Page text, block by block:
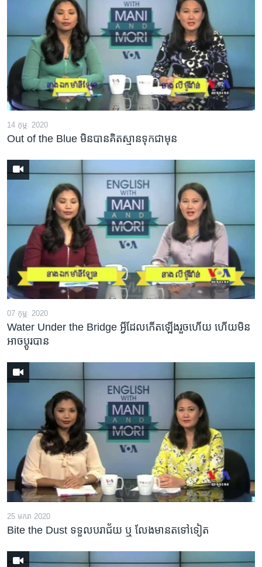
14 កុម្ភៈ 2020
Out of the Blue មិន​បាន​គិត​ស្មាន​ទុក​ជា​មុន
07 កុម្ភៈ 2020
Water Under the Bridge អ្វី​​ដែល​កើតឡើង​រួច​ហើយ ហើយ​មិន​
អាច​ប្តូរ​បាន
25 មករា 2020
Bite the Dust ទទួល​បរាជ័យ ឬ លែង​មាន​តទៅ​ទៀត